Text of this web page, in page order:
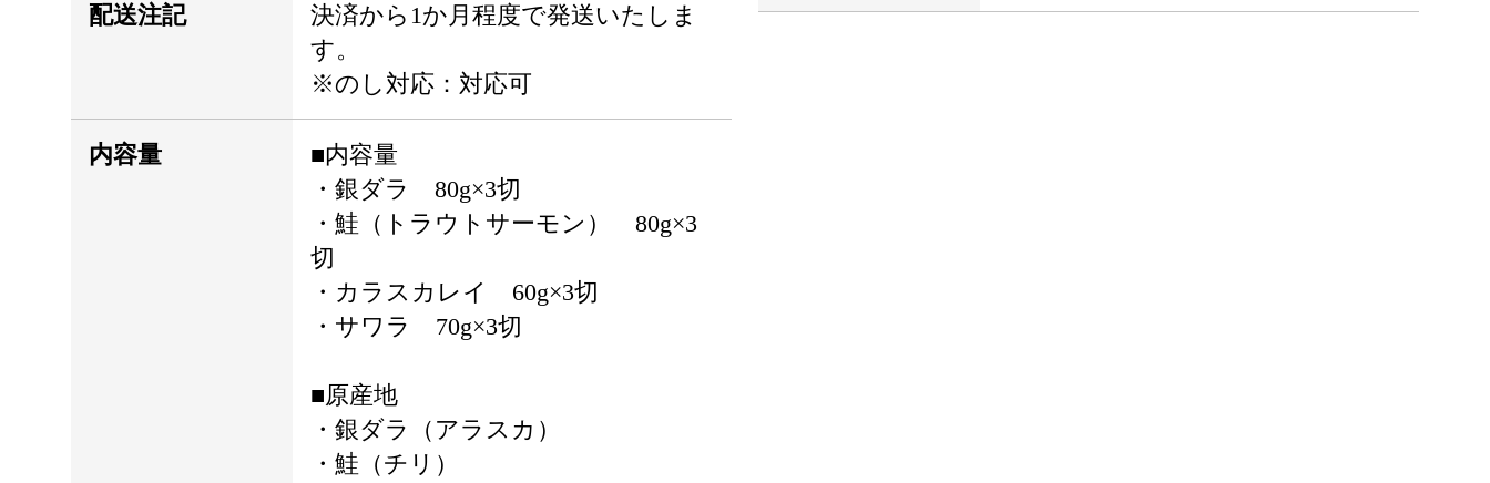
配送注記
決済から1か月程度で発送いたしま
す。
※のし対応：対応可
内容量
■内容量
・銀ダラ 80g×3切
・鮭（トラウトサーモン） 80g×3
切
・カラスカレイ 60g×3切
・サワラ 70g×3切
■原産地
・銀ダラ（アラスカ）
・鮭（チリ）